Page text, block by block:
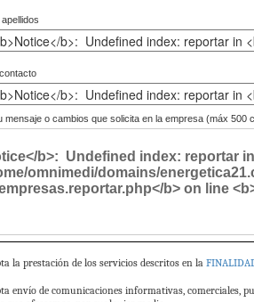
mensaje o cambios que solicita en la empresa (máx 500
la prestación de los servicios descritos en la
envío de comunicaciones informativas, comerciales,